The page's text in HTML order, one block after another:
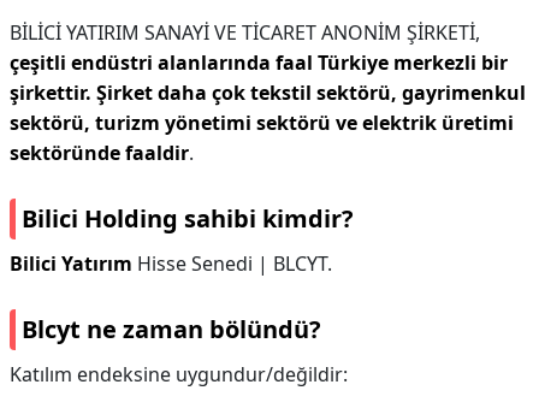
BİLİCİ YATIRIM SANAYİ VE TİCARET ANONİM ŞİRKETİ,
çeşitli endüstri alanlarında faal Türkiye merkezli bir
şirkettir. Şirket daha çok tekstil sektörü, gayrimenkul
sektörü, turizm yönetimi sektörü ve elektrik üretimi
sektöründe faaldir.
Bilici Holding sahibi kimdir?
Bilici Yatırım Hisse Senedi | BLCYT.
Blcyt ne zaman bölündü?
Katılım endeksine uygundur/değildir: